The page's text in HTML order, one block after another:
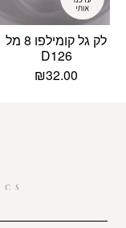
לק גל קומילפו 8 מל
D126
₪32.00